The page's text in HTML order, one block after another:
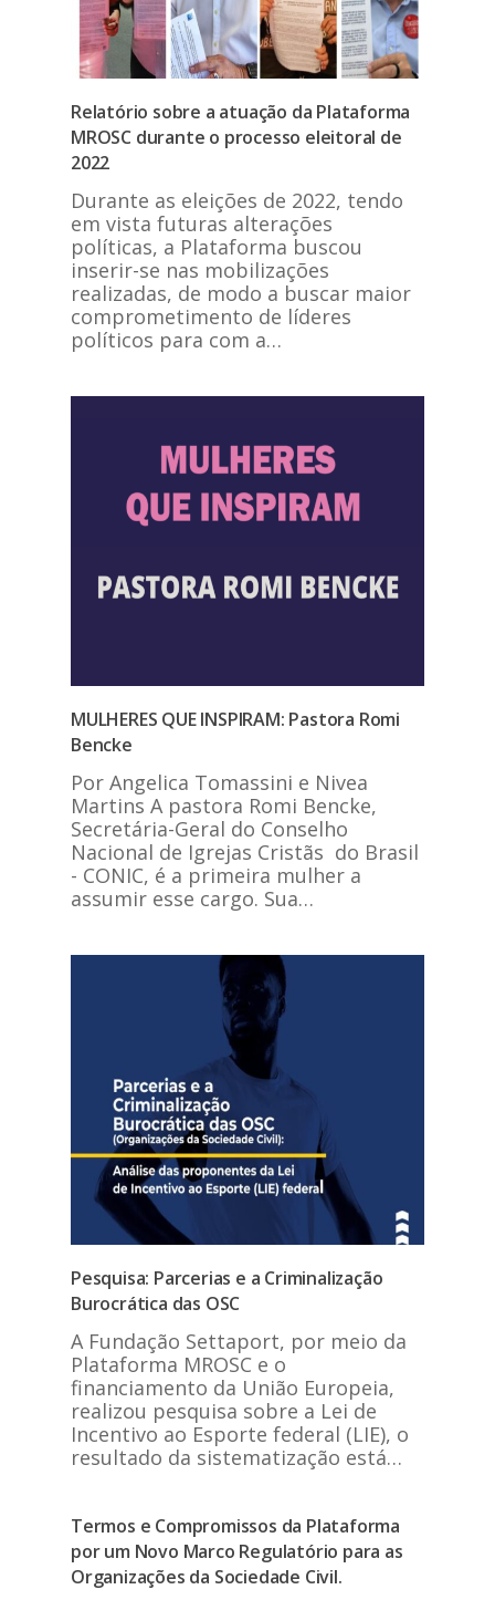
Relatório sobre a atuação da Plataforma
MROSC durante o processo eleitoral de
2022
Durante as eleições de 2022, tendo
em vista futuras alterações
políticas, a Plataforma buscou
inserir-se nas mobilizações
realizadas, de modo a buscar maior
comprometimento de líderes
políticos para com a…
MULHERES QUE INSPIRAM: Pastora Romi
Bencke
Por Angelica Tomassini e Nivea
Martins A pastora Romi Bencke,
Secretária-Geral do Conselho
Nacional de Igrejas Cristãs do Brasil
- CONIC, é a primeira mulher a
assumir esse cargo. Sua…
Pesquisa: Parcerias e a Criminalização
Burocrática das OSC
A Fundação Settaport, por meio da
Plataforma MROSC e o
financiamento da União Europeia,
realizou pesquisa sobre a Lei de
Incentivo ao Esporte federal (LIE), o
resultado da sistematização está…
Termos e Compromissos da Plataforma
por um Novo Marco Regulatório para as
Organizações da Sociedade Civil.